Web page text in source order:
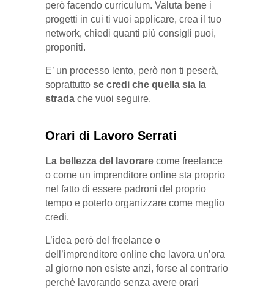
però facendo curriculum. Valuta bene i
progetti in cui ti vuoi applicare, crea il tuo
network, chiedi quanti più consigli puoi,
proponiti.
E’ un processo lento, però non ti peserà,
soprattutto se credi che quella sia la
strada che vuoi seguire.
Orari di Lavoro Serrati
La bellezza del lavorare come freelance
o come un imprenditore online sta proprio
nel fatto di essere padroni del proprio
tempo e poterlo organizzare come meglio
credi.
L’idea però del freelance o
dell’imprenditore online che lavora un’ora
al giorno non esiste anzi, forse al contrario
perché lavorando senza avere orari